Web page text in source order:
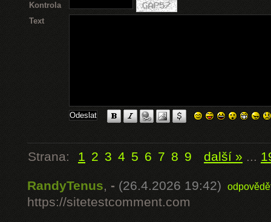
Kontrola
Text
Strana: 1 2 3 4 5 6 7 8 9 další » ...
RandyTenus, - (26.4.2026 19:42)
https://sitetestcomment.com